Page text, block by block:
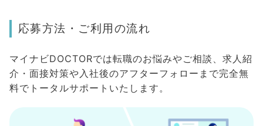
応募方法・ご利用の流れ
マイナビDOCTORでは転職のお悩みやご相談、求人紹
介・面接対策や入社後のアフターフォローまで完全無
料でトータルサポートいたします。